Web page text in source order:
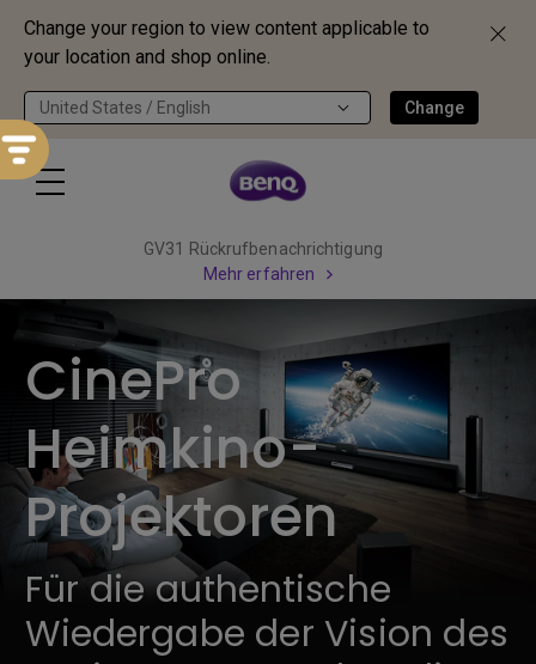
Change your region to view content applicable to
your location and shop online.
United States / English Change
GV31 Rückrufbenachrichtigung
Mehr erfahren
CinePro
Heimkino-
Projektoren
Für die authentische
Wiedergabe der Vision des